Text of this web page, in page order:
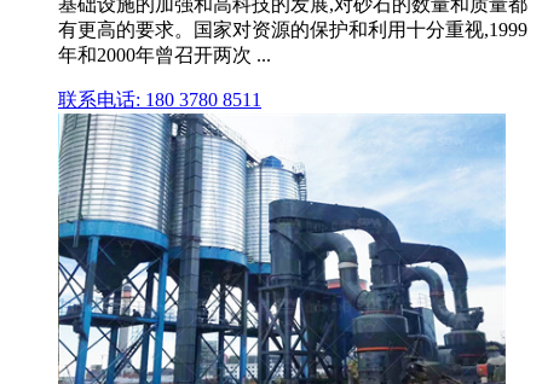
基础设施的加强和高科技的发展,对砂石的数量和质量都
有更高的要求。国家对资源的保护和利用十分重视,1999
年和2000年曾召开两次 ...
联系电话: 180 3780 8511